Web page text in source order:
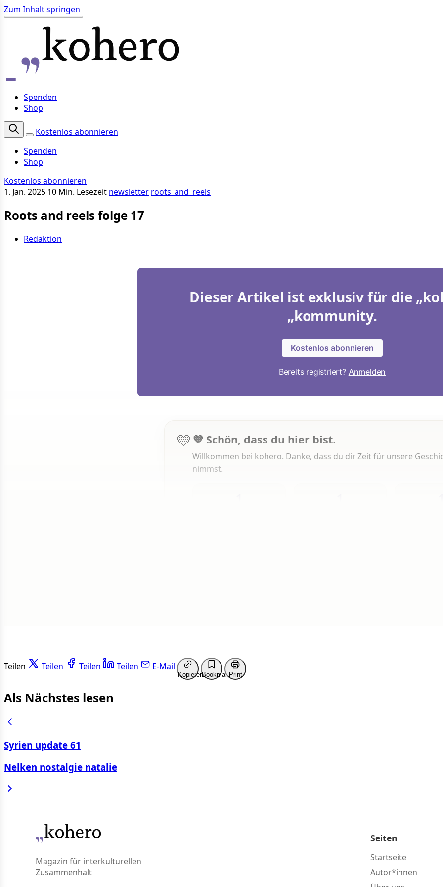
Zum Inhalt springen
Spenden
Shop
Kostenlos abonnieren
Spenden
Shop
Kostenlos abonnieren
1. Jan. 2025 10 Min. Lesezeit newsletter roots_and_reels
Roots and reels folge 17
Redaktion
Dieser Artikel ist exklusiv für die
„kommunity.
Kostenlos abonnieren
Bereits registriert? Anmelden
💛 💜 Schön, dass du hier bist.
Willkommen bei kohero. Danke, dass du dir Zeit für unsere
nimmst.
Teilen Teilen Teilen Teilen E-Mail
KopierenBookmarkPrint
Als Nächstes lesen
Syrien update 61
Nelken nostalgie natalie
Magazin für interkulturellen
Zusammenhalt
Seiten
Startseite
Autor*innen